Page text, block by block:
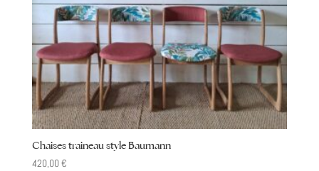
Chaises traineau style Baumann
420,00€